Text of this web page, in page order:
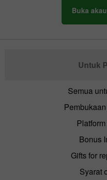
Buka
Untuk
Semua
Bonus
Gifts for
Syarat